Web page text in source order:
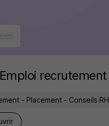
recrutement
- Placement - Conseils RH